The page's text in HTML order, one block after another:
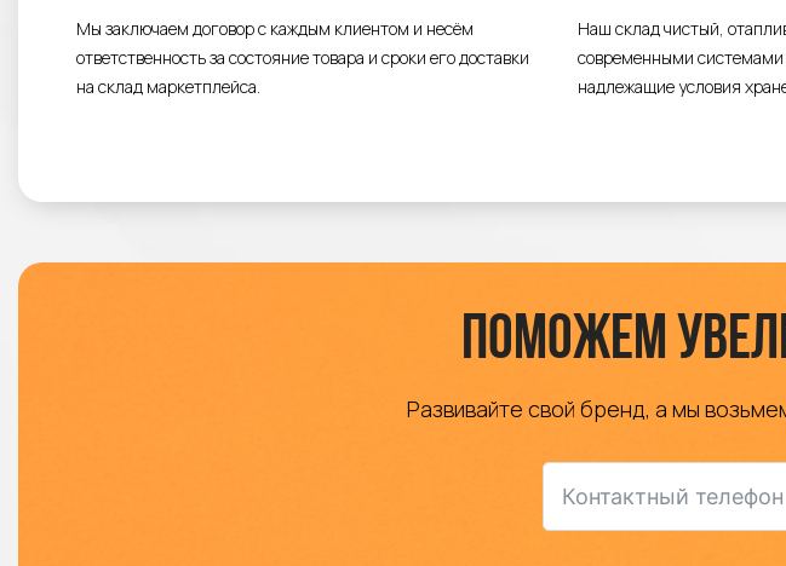
Мы заключаем договор с каждым клиентом и несём
ответственность за состояние товара и сроки его доставки
на склад маркетплейса.
Наш склад чистый,
современными системами
надлежащие условия
Поможем
Развивайте свой бренд, а мы